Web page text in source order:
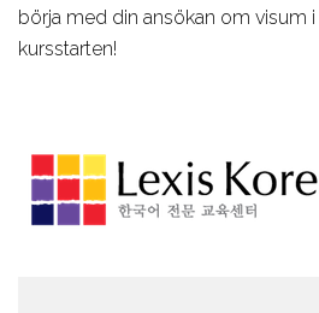
börja med din ansökan om visum
kursstarten!